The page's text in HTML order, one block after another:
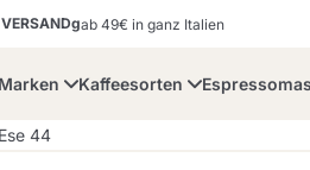
ab 49€ in ganz Italien
Marken Kaffeesorten
44